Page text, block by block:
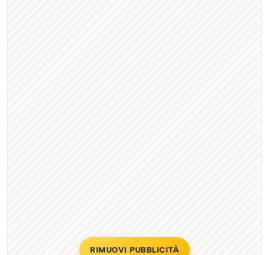
RIMUOVI PUBBLICITÀ